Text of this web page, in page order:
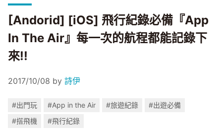
[Andorid] [iOS] 飛行紀錄必備『App
In The Air』每一次的航程都能記錄下
來!!
2017/10/08 by 詩伊
#出門玩 #App in the Air #旅遊紀錄
#出遊必備
#搭飛機
#飛行紀錄